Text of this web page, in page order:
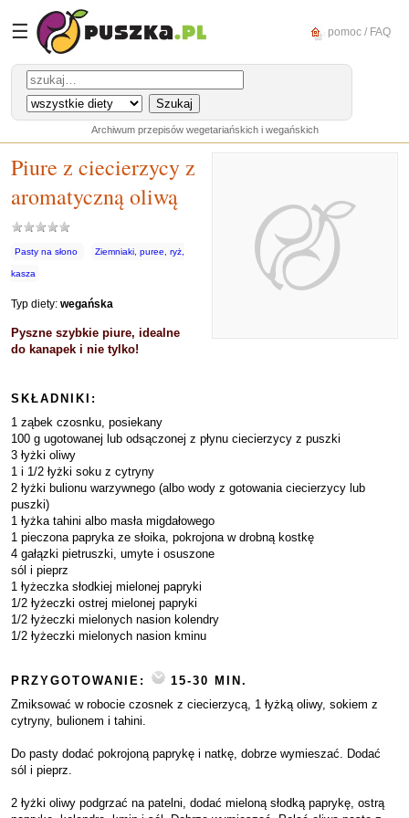
☰ pomoc / FAQ
Archiwum przepisów wegetariańskich i wegańskich
Piure z ciecierzycy z
aromatyczną oliwą
Pasty na słono Ziemniaki, puree, ryż,
kasza
Typ diety: wegańska
Pyszne szybkie piure, idealne
do kanapek i nie tylko!
SKŁADNIKI:
1 ząbek czosnku, posiekany
100 g ugotowanej lub odsączonej z płynu ciecierzycy z puszki
3 łyżki oliwy
1 i 1/2 łyżki soku z cytryny
2 łyżki bulionu warzywnego (albo wody z gotowania ciecierzycy lub
puszki)
1 łyżka tahini albo masła migdałowego
1 pieczona papryka ze słoika, pokrojona w drobną kostkę
4 gałązki pietruszki, umyte i osuszone
sól i pieprz
1 łyżeczka słodkiej mielonej papryki
1/2 łyżeczki ostrej mielonej papryki
1/2 łyżeczki mielonych nasion kolendry
1/2 łyżeczki mielonych nasion kminu
PRZYGOTOWANIE:
15-30 MIN.
Zmiksować w robocie czosnek z ciecierzycą, 1 łyżką oliwy, sokiem z
cytryny, bulionem i tahini.
Do pasty dodać pokrojoną paprykę i natkę, dobrze wymieszać. Dodać
sól i pieprz.
2 łyżki oliwy podgrzać na patelni, dodać mieloną słodką paprykę, ostrą